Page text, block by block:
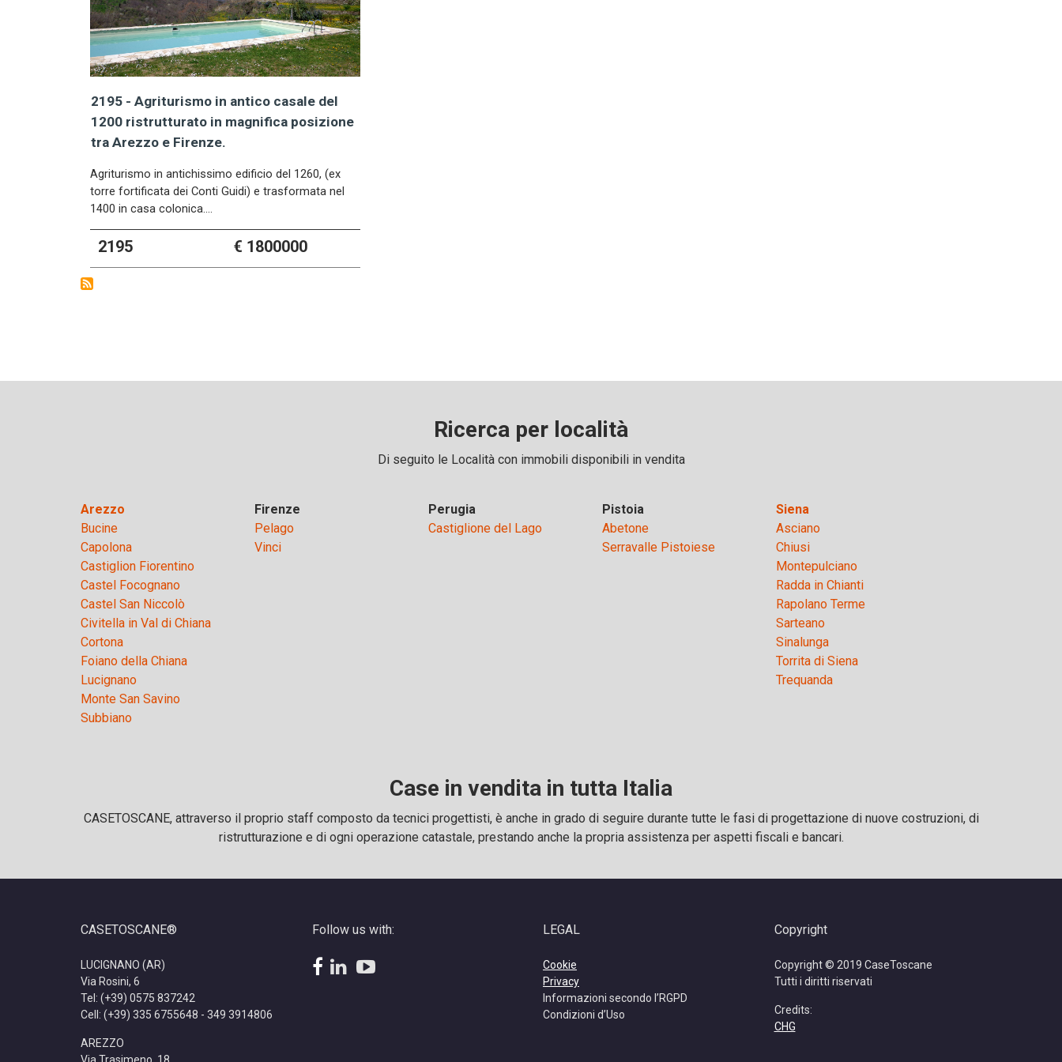
2195 - Agriturismo in antico casale del
1200 ristrutturato in magnifica posizione
tra Arezzo e Firenze.
Agriturismo in antichissimo edificio del 1260, (ex
torre fortificata dei Conti Guidi) e trasformata nel
1400 in casa colonica.…
2195 € 1800000
Ricerca per località
Di seguito le Località con immobili disponibili in vendita
Arezzo
Bucine
Capolona
Castiglion Fiorentino
Castel Focognano
Castel San Niccolò
Civitella in Val di Chiana
Cortona
Foiano della Chiana
Lucignano
Monte San Savino
Subbiano
Firenze
Pelago
Vinci
Perugia
Castiglione del Lago
Pistoia
Abetone
Serravalle Pistoiese
Siena
Asciano
Chiusi
Montepulciano
Radda in Chianti
Rapolano Terme
Sarteano
Sinalunga
Torrita di Siena
Trequanda
Case in vendita in tutta Italia
CASETOSCANE, attraverso il proprio staff composto da tecnici progettisti, è anche in grado di seguire durante tutte le fasi di progettazione di nuove costruzioni, di
ristrutturazione e di ogni operazione catastale, prestando anche la propria assistenza per aspetti fiscali e bancari.
CASETOSCANE®
LUCIGNANO (AR)
Via Rosini, 6
Tel: (+39) 0575 837242
Cell: (+39) 335 6755648 - 349 3914806
AREZZO
Via Trasimeno, 18
Follow us with:
facebook
linkedinYouTube
LEGAL
Cookie
Privacy
Informazioni secondo l’RGPD
Condizioni d’Uso
Copyright
Copyright © 2019 CaseToscane
Tutti i diritti riservati
Credits:
CHG